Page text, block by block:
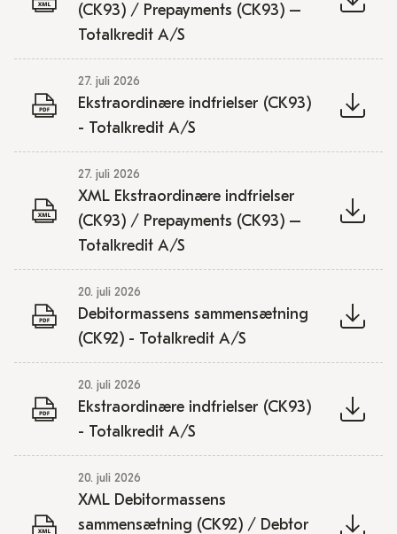
(CK93) / Prepayments (CK93) –
Totalkredit A/S
27. juli 2026
Ekstraordinære indfrielser (CK93)
- Totalkredit A/S
27. juli 2026
XML Ekstraordinære indfrielser
(CK93) / Prepayments (CK93) –
Totalkredit A/S
20. juli 2026
Debitormassens sammensætning
(CK92) - Totalkredit A/S
20. juli 2026
Ekstraordinære indfrielser (CK93)
- Totalkredit A/S
20. juli 2026
XML Debitormassens
sammensætning (CK92) / Debtor